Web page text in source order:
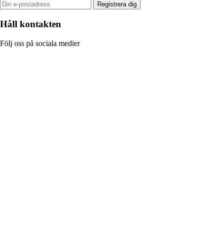
Registrera dig
Håll kontakten
Följ oss på sociala medier